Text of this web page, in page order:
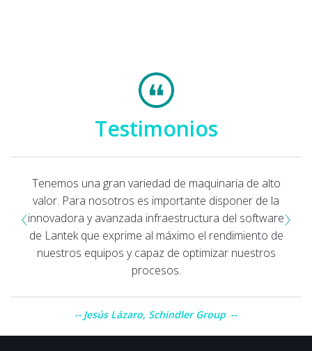
Testimonios
Tenemos una gran variedad de maquinaria de alto
valor. Para nosotros es importante disponer de la
innovadora y avanzada infraestructura del software
de Lantek que exprime al máximo el rendimiento de
nuestros equipos y capaz de optimizar nuestros
procesos.
Jesús Lázaro, Schindler Group
‹ ›